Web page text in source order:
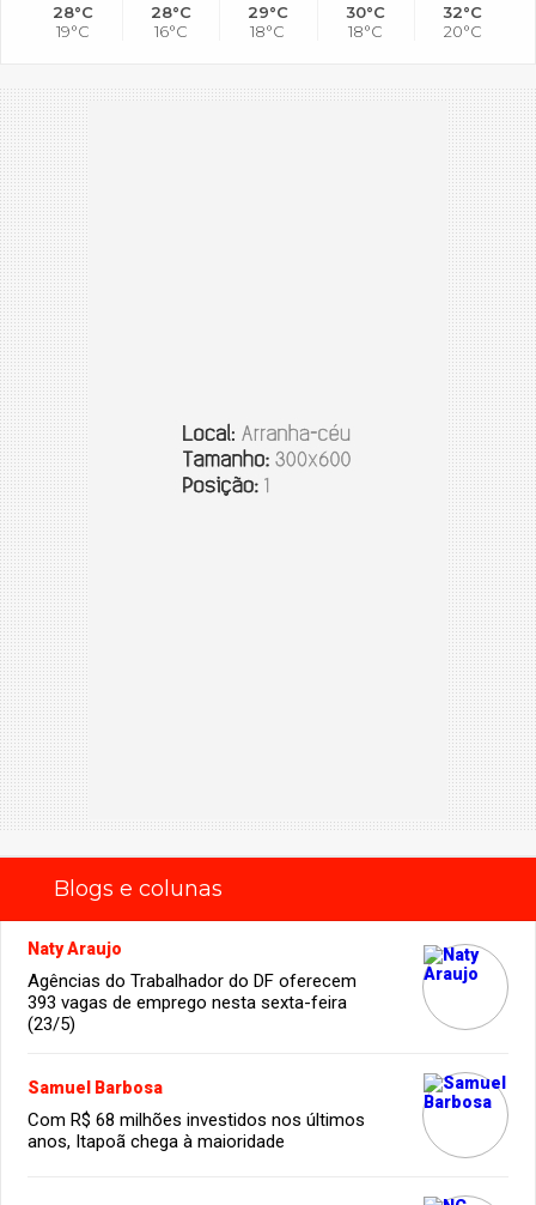
28°C
19°C
28°C
16°C
29°C
18°C
30°C
18°C
32°C
20°C
Blogs e colunas
Naty Araujo
Agências do Trabalhador do DF oferecem
393 vagas de emprego nesta sexta-feira
(23/5)
Samuel Barbosa
Com R$ 68 milhões investidos nos últimos
anos, Itapoã chega à maioridade